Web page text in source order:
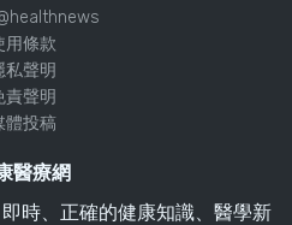
用條款
私聲明
責聲明
體投稿
醫療網
時、正確的健康知識、醫學新